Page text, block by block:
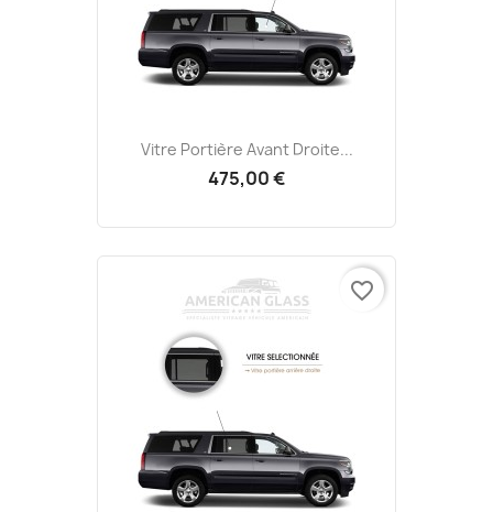
Vitre Portière Avant Droite...
475,00 €
favorite_border